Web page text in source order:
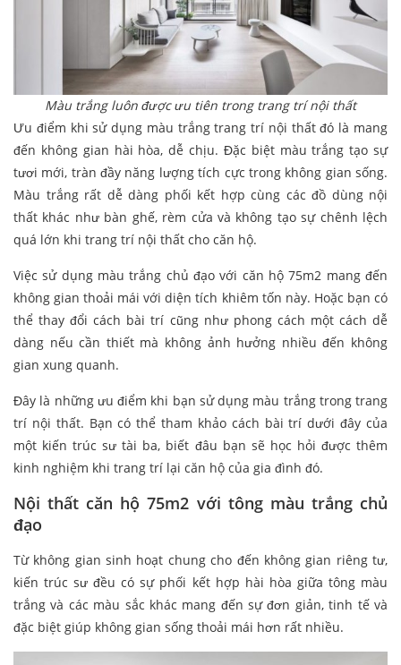
Màu trắng luôn được ưu tiên trong trang trí nội thất
Ưu điểm khi sử dụng màu trắng trang trí nội thất đó là mang
đến không gian hài hòa, dễ chịu. Đặc biệt màu trắng tạo sự
tươi mới, tràn đầy năng lượng tích cực trong không gian sống.
Màu trắng rất dễ dàng phối kết hợp cùng các đồ dùng nội
thất khác như bàn ghế, rèm cửa và không tạo sự chênh lệch
quá lớn khi trang trí nội thất cho căn hộ.
Việc sử dụng màu trắng chủ đạo với căn hộ 75m2 mang đến
không gian thoải mái với diện tích khiêm tốn này. Hoặc bạn có
thể thay đổi cách bài trí cũng như phong cách một cách dễ
dàng nếu cần thiết mà không ảnh hưởng nhiều đến không
gian xung quanh.
Đây là những ưu điểm khi bạn sử dụng màu trắng trong trang
trí nội thất. Bạn có thể tham khảo cách bài trí dưới đây của
một kiến trúc sư tài ba, biết đâu bạn sẽ học hỏi được thêm
kinh nghiệm khi trang trí lại căn hộ của gia đình đó.
Nội thất căn hộ 75m2 với tông màu trắng chủ
đạo
Từ không gian sinh hoạt chung cho đến không gian riêng tư,
kiến trúc sư đều có sự phối kết hợp hài hòa giữa tông màu
trắng và các màu sắc khác mang đến sự đơn giản, tinh tế và
đặc biệt giúp không gian sống thoải mái hơn rất nhiều.